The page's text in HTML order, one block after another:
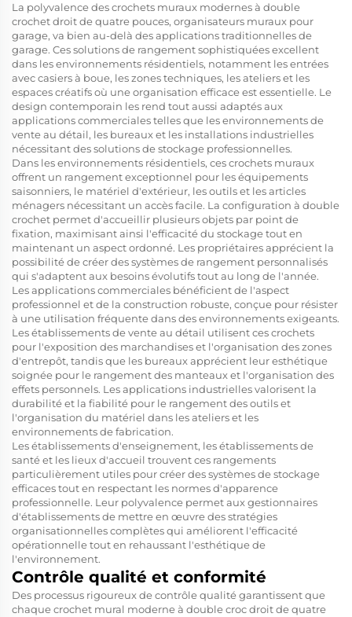
La polyvalence des crochets muraux modernes à double
crochet droit de quatre pouces, organisateurs muraux pour
garage, va bien au-delà des applications traditionnelles de
garage. Ces solutions de rangement sophistiquées excellent
dans les environnements résidentiels, notamment les entrées
avec casiers à boue, les zones techniques, les ateliers et les
espaces créatifs où une organisation efficace est essentielle. Le
design contemporain les rend tout aussi adaptés aux
applications commerciales telles que les environnements de
vente au détail, les bureaux et les installations industrielles
nécessitant des solutions de stockage professionnelles.
Dans les environnements résidentiels, ces crochets muraux
offrent un rangement exceptionnel pour les équipements
saisonniers, le matériel d'extérieur, les outils et les articles
ménagers nécessitant un accès facile. La configuration à double
crochet permet d'accueillir plusieurs objets par point de
fixation, maximisant ainsi l'efficacité du stockage tout en
maintenant un aspect ordonné. Les propriétaires apprécient la
possibilité de créer des systèmes de rangement personnalisés
qui s'adaptent aux besoins évolutifs tout au long de l'année.
Les applications commerciales bénéficient de l'aspect
professionnel et de la construction robuste, conçue pour résister
à une utilisation fréquente dans des environnements exigeants.
Les établissements de vente au détail utilisent ces crochets
pour l'exposition des marchandises et l'organisation des zones
d'entrepôt, tandis que les bureaux apprécient leur esthétique
soignée pour le rangement des manteaux et l'organisation des
effets personnels. Les applications industrielles valorisent la
durabilité et la fiabilité pour le rangement des outils et
l'organisation du matériel dans les ateliers et les
environnements de fabrication.
Les établissements d'enseignement, les établissements de
santé et les lieux d'accueil trouvent ces rangements
particulièrement utiles pour créer des systèmes de stockage
efficaces tout en respectant les normes d'apparence
professionnelle. Leur polyvalence permet aux gestionnaires
d'établissements de mettre en œuvre des stratégies
organisationnelles complètes qui améliorent l'efficacité
opérationnelle tout en rehaussant l'esthétique de
l'environnement.
Contrôle qualité et conformité
Des processus rigoureux de contrôle qualité garantissent que
chaque crochet mural moderne à double croc droit de quatre